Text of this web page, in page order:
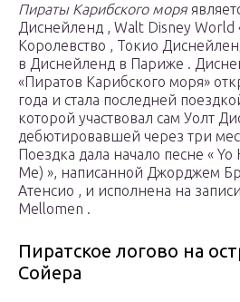
Пираты Карибского моря
Диснейленд , Walt Disney
Королевство , Токио
в Диснейленд в Париже .
«Пиратов Карибского моря»
года и стала последней
которой участвовал сам Уолт
дебютировавшей через три
Поездка дала начало песне «
Me) », написанной Джорджем
Атенсио , и исполнена на
Mellomen .
Пиратское логово на
Сойера